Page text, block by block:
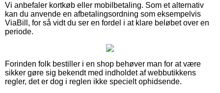
Vi anbefaler kortkøb eller mobilbetaling. Som et alternativ
kan du anvende en afbetalingsordning som eksempelvis
ViaBill, for så vidt du ser en fordel i at klare beløbet over en
periode.
Forinden folk bestiller i en shop behøver man for at være
sikker gøre sig bekendt med indholdet af webbutikkens
regler, det er dog i reglen ikke specielt ophidsende.